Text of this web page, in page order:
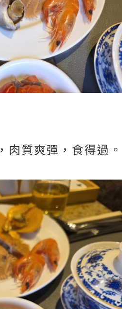
，肉質爽彈，食得過。